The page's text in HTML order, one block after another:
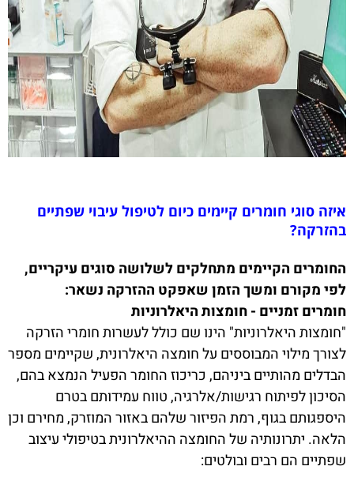
איזה סוגי חומרים קיימים כיום לטיפול עיבוי שפתיים
בהזרקה?
החומרים הקיימים מתחלקים לשלושה סוגים עיקריים,
לפי מקורם ומשך הזמן שאפקט ההזרקה נשאר:
חומרים זמניים - חומצות היאלרוניות
"חומצות היאלרוניות" הינו שם כולל לעשרות חומרי הזרקה
לצורך מילוי המבוססים על חומצה היאלרונית, שקיימים מספר
הבדלים מהותיים ביניהם, כריכוז החומר הפעיל הנמצא בהם,
הסיכון לפיתוח רגישות/אלרגיה, טווח עמידותם בטרם
היספגותם בגוף, רמת הפיזור שלהם באזור המוזרק, מחירם וכן
הלאה. יתרונותיה של החומצה ההיאלרונית בטיפולי עיצוב
שפתיים הם רבים ובולטים: